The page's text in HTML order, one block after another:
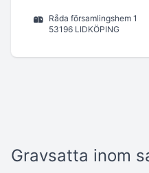
Råda församlingshem 1
53196 LIDKÖPING
Gravsatta inom